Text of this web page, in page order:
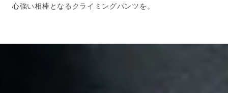
心強い相棒となるクライミングパンツを。